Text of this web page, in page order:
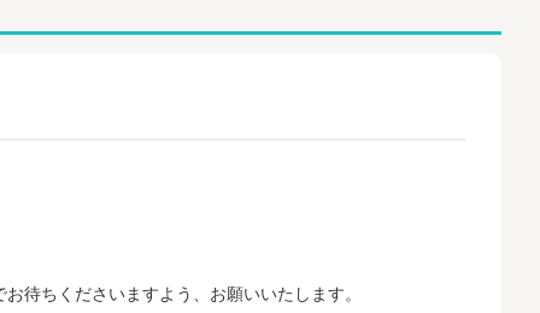
待ちくださいますよう、お願いいたします。